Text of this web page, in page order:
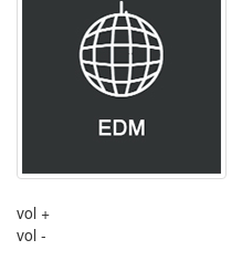
vol +
vol -